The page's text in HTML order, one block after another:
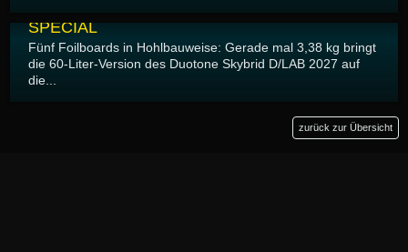
SPECIAL
Fünf Foilboards in Hohlbauweise: Gerade mal 3,38 kg bringt
die 60-Liter-Version des Duotone Skybrid D/LAB 2027 auf
die...
zurück zur Übersicht